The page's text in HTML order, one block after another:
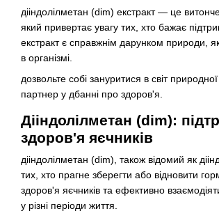
дііндолілметан (dim) екстракт — це
який привертає увагу тих, хто бажає
екстракт є справжнім дарунком природи,
в організмі.
дозвольте собі зануритися в світ
партнер у дбанні про здоров'я.
Дііндолілметан (dim):
здоров'я яєчників
дііндолілметан (dim), також відомий як
тих, хто прагне зберегти або відновити
здоров'я яєчників та ефективно
у різні періоди життя.